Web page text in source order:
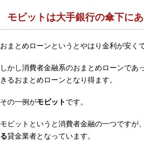
モビットは大手銀行の傘下に
おまとめローンというとやはり金利が安く
しかし消費者金融系のおまとめローンで
きるおまとめローンとなり得ます。
その一例がモビット です。
モビットというと消費者金融の一つですが、
る貸金業者となっています。